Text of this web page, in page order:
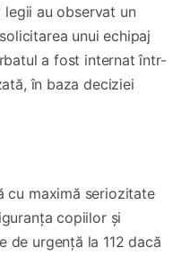
au observat un
unui echipaj
a fost internat într-
în baza deciziei
cu maximă seriozitate
copiilor și
de urgență la 112 dacă